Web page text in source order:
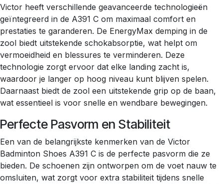
Victor heeft verschillende geavanceerde technologieën
geïntegreerd in de A391 C om maximaal comfort en
prestaties te garanderen. De EnergyMax demping in de
zool biedt uitstekende schokabsorptie, wat helpt om
vermoeidheid en blessures te verminderen. Deze
technologie zorgt ervoor dat elke landing zacht is,
waardoor je langer op hoog niveau kunt blijven spelen.
Daarnaast biedt de zool een uitstekende grip op de baan,
wat essentieel is voor snelle en wendbare bewegingen.
Perfecte Pasvorm en Stabiliteit
Een van de belangrijkste kenmerken van de Victor
Badminton Shoes A391 C is de perfecte pasvorm die ze
bieden. De schoenen zijn ontworpen om de voet nauw te
omsluiten, wat zorgt voor extra stabiliteit tijdens snelle